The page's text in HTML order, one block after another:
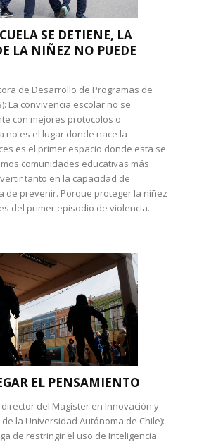
SE DETIENE, LA
LA NIÑEZ NO PUEDE
de Desarrollo de Programas de
La convivencia escolar no se
con mejores protocolos o
no es el lugar donde nace la
es el primer espacio donde esta se
comunidades educativas más
tanto en la capacidad de
de prevenir. Porque proteger la niñez
del primer episodio de violencia.
EL PENSAMIENTO
director del Magíster en Innovación y
la Universidad Autónoma de Chile):
de restringir el uso de Inteligencia